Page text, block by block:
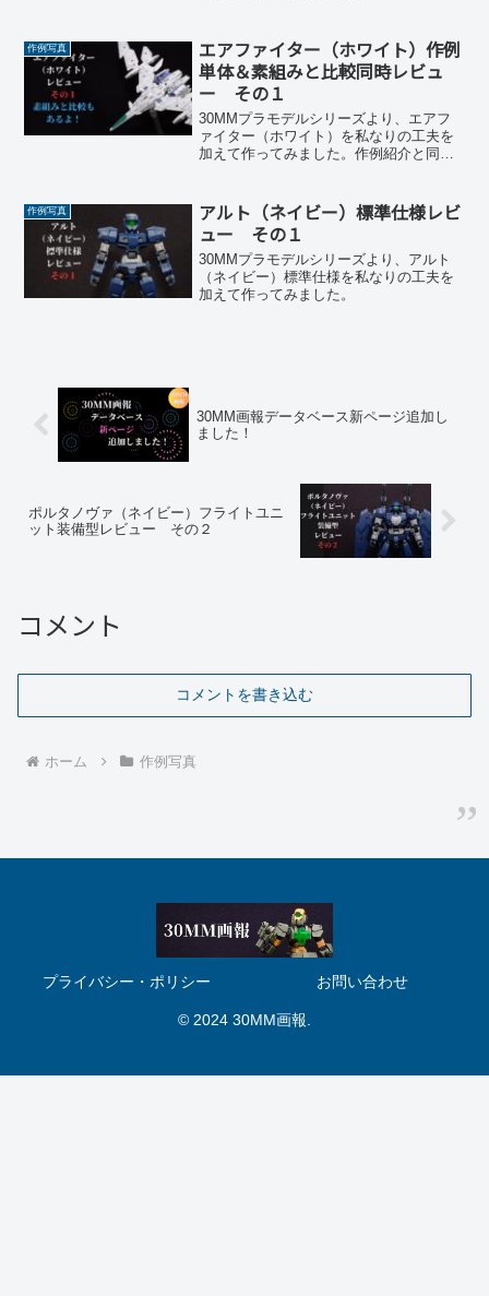
作例写真
エアファイター（ホワイト）作例
単体＆素組みと比較同時レビュ
ー その１
30MMプラモデルシリーズより、エアフ
ァイター（ホワイト）を私なりの工夫を
加えて作ってみました。作例紹介と同時
作例写真
アルト（ネイビー）標準仕様レビ
ュー その１
30MMプラモデルシリーズより、アルト
（ネイビー）標準仕様を私なりの工夫を
加えて作ってみました。
30MM画報データベース新ページ追加し
ました！
ポルタノヴァ（ネイビー）フライトユニ
ット装備型レビュー その２
コメント
コメントを書き込む
ホーム 作例写真
プライバシー・ポリシー お問い合わせ
© 2024 30MM画報.